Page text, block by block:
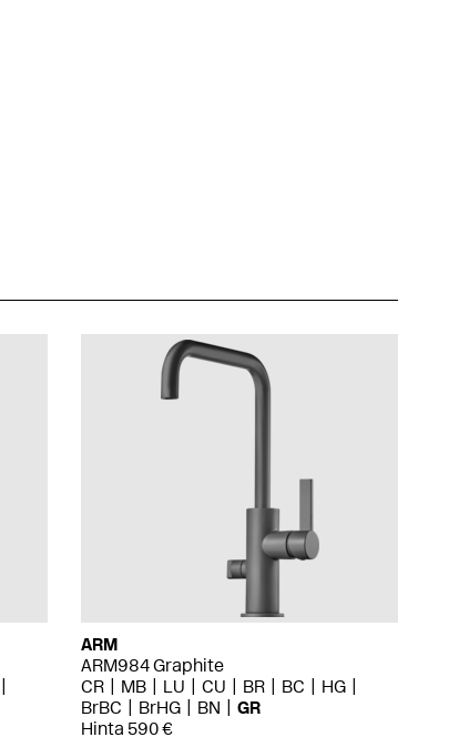
ARM
ARM984 Graphite
CR
MB LU CU BR BC
HG
BrBC
BrHG BN
GR
Hinta 590 €